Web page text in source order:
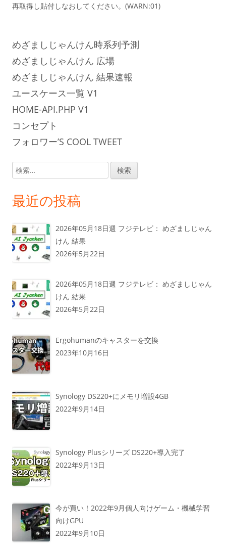
再取得し貼付しなおしてください。(WARN:01)
めざましじゃんけん時系列予測
めざましじゃんけん 広場
めざましじゃんけん 結果速報
ユースケース一覧 V1
HOME-API.PHP V1
コンセプト
フォロワー’S COOL TWEET
検
索:
最近の投稿
2026年05月18日週 フジテレビ： めざましじゃん
けん 結果
2026年5月22日
2026年05月18日週 フジテレビ： めざましじゃん
けん 結果
2026年5月22日
Ergohumanのキャスターを交換
2023年10月16日
Synology DS220+にメモリ増設4GB
2022年9月14日
Synology Plusシリーズ DS220+導入完了
2022年9月13日
今が買い！2022年9月個人向けゲーム・機械学習
向けGPU
2022年9月10日